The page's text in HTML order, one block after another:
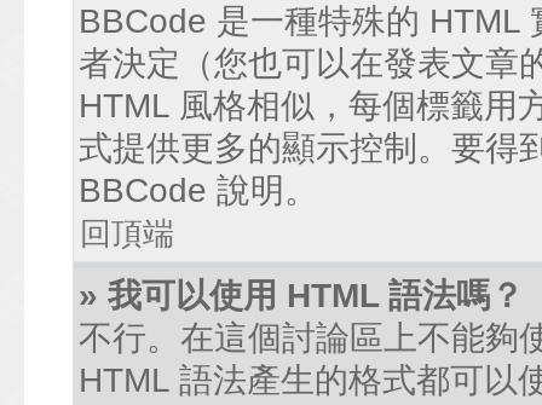
BBCode 是一種特殊的 HTML
者決定（您也可以在發表文章
HTML 風格相似，每個標籤用
式提供更多的顯示控制。要得
BBCode 說明。
回頂端
» 我可以使用 HTML 語法嗎？
不行。在這個討論區上不能夠
HTML 語法產生的格式都可以